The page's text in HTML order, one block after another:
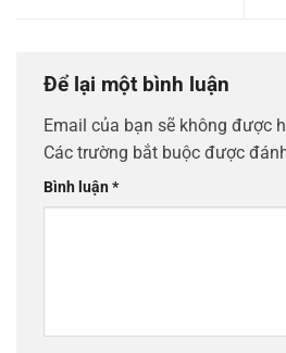
Để lại một bình luận
Email của bạn sẽ không được
Các trường bắt buộc được
Bình luận*